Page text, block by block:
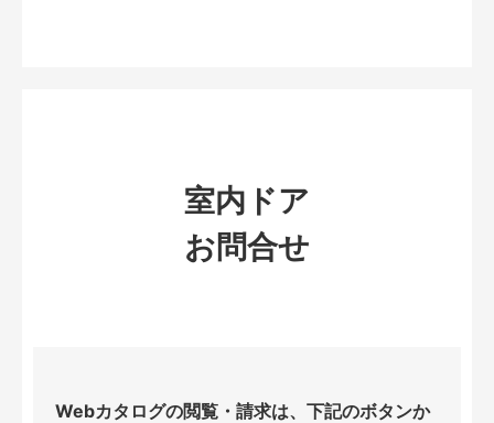
室内ドア
お問合せ
Webカタログの閲覧・請求は、下記のボタンか